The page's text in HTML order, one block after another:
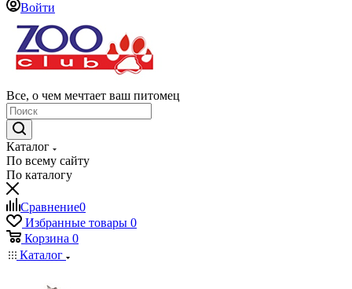
Войти
Все, о чем мечтает ваш питомец
Каталог
По всему сайту
По каталогу
Сравнение0
Избранные товары 0
Корзина 0
Каталог